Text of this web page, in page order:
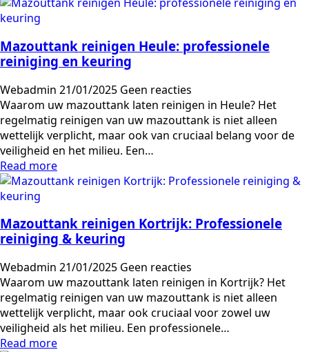
Mazouttank reinigen Heule: professionele
reiniging en keuring
Webadmin 21/01/2025 Geen reacties
Waarom uw mazouttank laten reinigen in Heule? Het
regelmatig reinigen van uw mazouttank is niet alleen
wettelijk verplicht, maar ook van cruciaal belang voor de
veiligheid en het milieu. Een…
Read more
Mazouttank reinigen Kortrijk: Professionele
reiniging & keuring
Webadmin 21/01/2025 Geen reacties
Waarom uw mazouttank laten reinigen in Kortrijk? Het
regelmatig reinigen van uw mazouttank is niet alleen
wettelijk verplicht, maar ook cruciaal voor zowel uw
veiligheid als het milieu. Een professionele…
Read more